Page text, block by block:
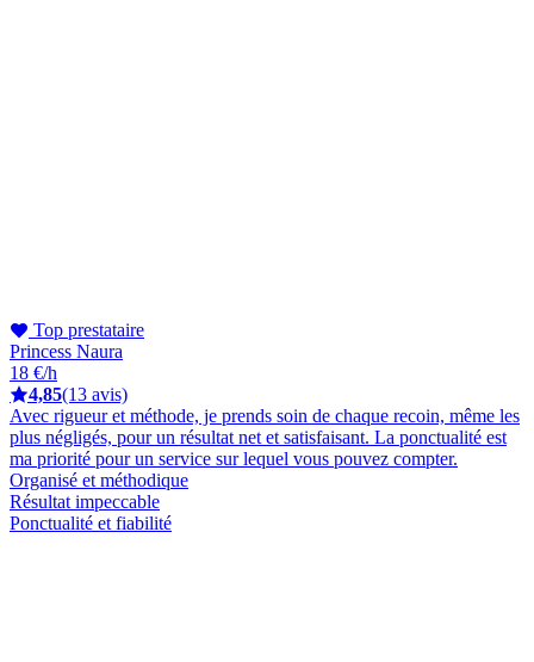
Top prestataire
Princess Naura
18 €/h
4,85(13 avis)
Avec rigueur et méthode, je prends soin de chaque recoin, même les
plus négligés, pour un résultat net et satisfaisant. La ponctualité est
ma priorité pour un service sur lequel vous pouvez compter.
Organisé et méthodique
Résultat impeccable
Ponctualité et fiabilité